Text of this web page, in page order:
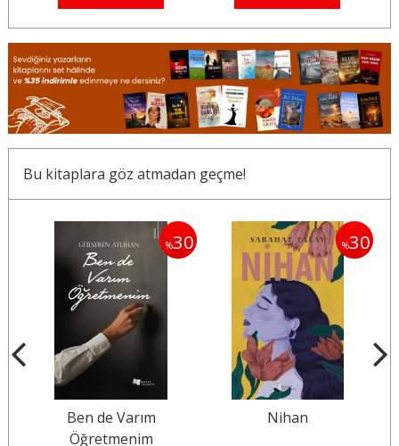
Bu kitaplara göz atmadan geçme!
%30
Ben de Varım
Öğretmenim
%30
Nihan